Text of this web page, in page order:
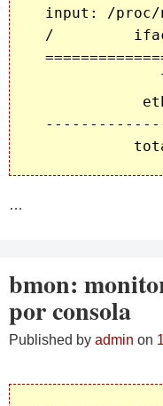
input: /
/
…
bmon:
por consola
Published by admin on